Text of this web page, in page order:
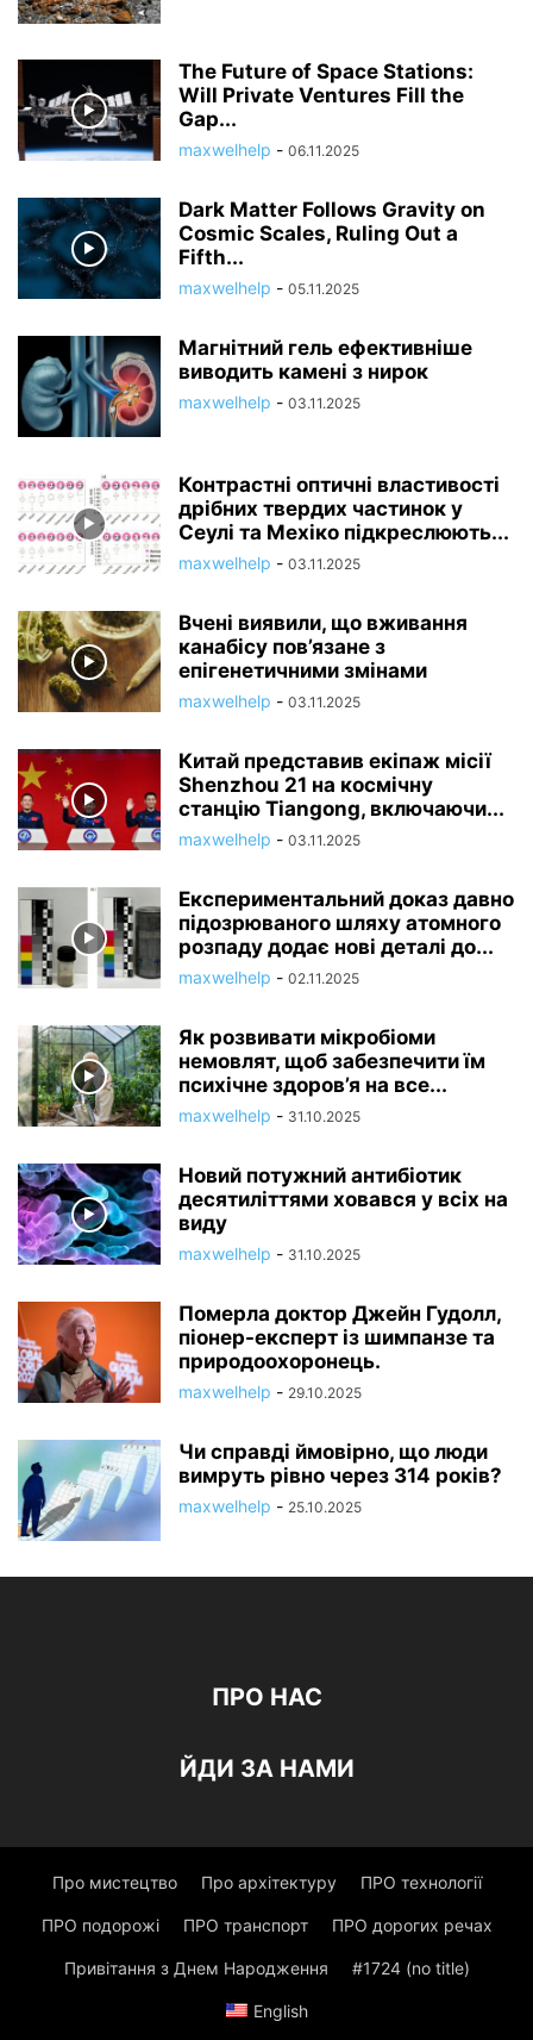
The Future of Space Stations:
Will Private Ventures Fill the
Gap...
maxwelhelp - 06.11.2025
Dark Matter Follows Gravity on
Cosmic Scales, Ruling Out a
Fifth...
maxwelhelp - 05.11.2025
Магнітний гель ефективніше
виводить камені з нирок
maxwelhelp - 03.11.2025
Контрастні оптичні властивості
дрібних твердих частинок у
Сеулі та Мехіко підкреслюють...
maxwelhelp - 03.11.2025
Вчені виявили, що вживання
канабісу пов’язане з
епігенетичними змінами
maxwelhelp - 03.11.2025
Китай представив екіпаж місії
Shenzhou 21 на космічну
станцію Tiangong, включаючи...
maxwelhelp - 03.11.2025
Експериментальний доказ давно
підозрюваного шляху атомного
розпаду додає нові деталі до...
maxwelhelp - 02.11.2025
Як розвивати мікробіоми
немовлят, щоб забезпечити їм
психічне здоров’я на все...
maxwelhelp - 31.10.2025
Новий потужний антибіотик
десятиліттями ховався у всіх на
виду
maxwelhelp - 31.10.2025
Померла доктор Джейн Гудолл,
піонер-експерт із шимпанзе та
природоохоронець.
maxwelhelp - 29.10.2025
Чи справді ймовірно, що люди
вимруть рівно через 314 років?
maxwelhelp - 25.10.2025
ПРО НАС
ЙДИ ЗА НАМИ
Про мистецтво Про архітектуру ПРО технології
ПРО подорожі ПРО транспорт ПРО дорогих речах
Привітання з Днем Народження #1724 (no title)
English